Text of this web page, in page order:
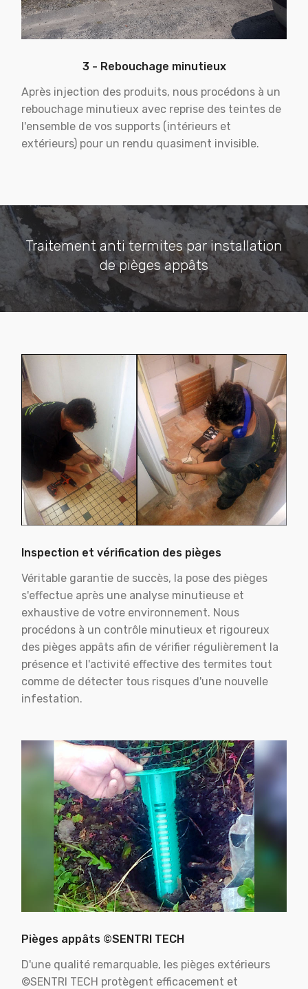
3 - Rebouchage minutieux
Après injection des produits, nous procédons à un
rebouchage minutieux avec reprise des teintes de
l'ensemble de vos supports (intérieurs et
extérieurs) pour un rendu quasiment invisible.
Traitement anti termites par installation
de pièges appâts
Inspection et vérification des pièges
Véritable garantie de succès, la pose des pièges
s'effectue après une analyse minutieuse et
exhaustive de votre environnement. Nous
procédons à un contrôle minutieux et rigoureux
des pièges appâts afin de vérifier régulièrement la
présence et l'activité effective des termites tout
comme de détecter tous risques d'une nouvelle
infestation.
Pièges appâts ©SENTRI TECH
D'une qualité remarquable, les pièges extérieurs
©SENTRI TECH protègent efficacement et